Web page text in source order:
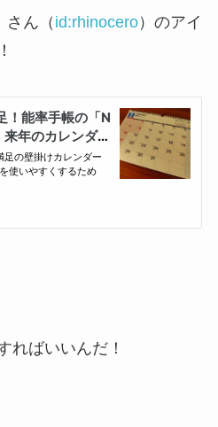
さん（ id:rhinocero）のアイ
ればいいんだ！